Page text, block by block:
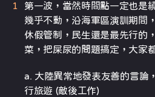
第一波，當然時間點一定也是
幾乎不動，沿海軍區演訓期間
休假管制，民生還是最先行的
菜，把屎尿的問題搞定，大家
a. 大陸異常地發表友善的言論
行旅遊 (敵後工作)